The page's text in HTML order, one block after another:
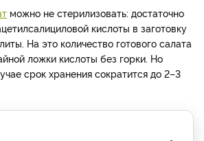
можно не стерилизовать: достаточно
кислоты в заготовку
На это количество готового салата
ложки кислоты без горки. Но
срок хранения сократится до 2–3